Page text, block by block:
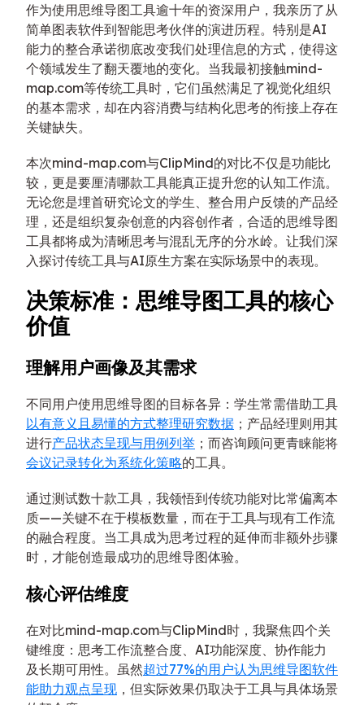
作为使用思维导图工具逾十年的资深用户，我亲历了从
简单图表软件到智能思考伙伴的演进历程。特别是AI
能力的整合承诺彻底改变我们处理信息的方式，使得这
个领域发生了翻天覆地的变化。当我最初接触mind-
map.com等传统工具时，它们虽然满足了视觉化组织
的基本需求，却在内容消费与结构化思考的衔接上存在
关键缺失。
本次mind-map.com与ClipMind的对比不仅是功能比
较，更是要厘清哪款工具能真正提升您的认知工作流。
无论您是埋首研究论文的学生、整合用户反馈的产品经
理，还是组织复杂创意的内容创作者，合适的思维导图
工具都将成为清晰思考与混乱无序的分水岭。让我们深
入探讨传统工具与AI原生方案在实际场景中的表现。
决策标准：思维导图工具的核心
价值
理解用户画像及其需求
不同用户使用思维导图的目标各异：学生常需借助工具
以有意义且易懂的方式整理研究数据 ；产品经理则用其
进行产品状态呈现与用例列举 ；而咨询顾问更青睐能将
会议记录转化为系统化策略的工具。
通过测试数十款工具，我领悟到传统功能对比常偏离本
质——关键不在于模板数量，而在于工具与现有工作流
的融合程度。当工具成为思考过程的延伸而非额外步骤
时，才能创造最成功的思维导图体验。
核心评估维度
在对比mind-map.com与ClipMind时，我聚焦四个关
键维度：思考工作流整合度、AI功能深度、协作能力
及长期可用性。虽然超过77%的用户认为思维导图软件
能助力观点呈现 ，但实际效果仍取决于工具与具体场景